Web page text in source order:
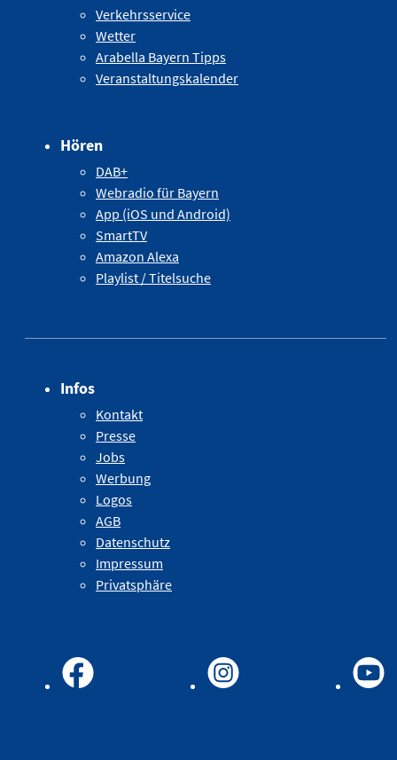
Verkehrsservice
Wetter
Arabella Bayern Tipps
Veranstaltungskalender
Hören
DAB+
Webradio für Bayern
App (iOS und Android)
SmartTV
Amazon Alexa
Playlist / Titelsuche
Infos
Kontakt
Presse
Jobs
Werbung
Logos
AGB
Datenschutz
Impressum
Privatsphäre